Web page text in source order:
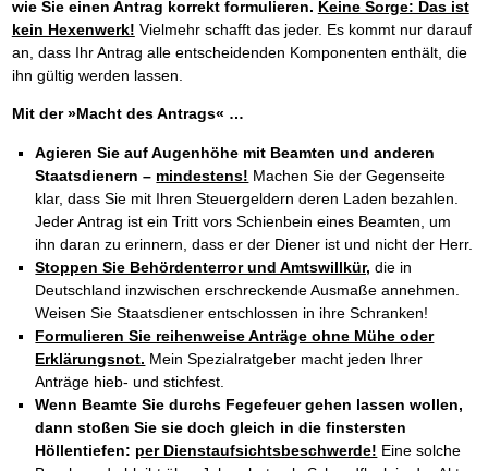
wie Sie einen Antrag korrekt formulieren. Keine Sorge: Das ist
kein Hexenwerk! Vielmehr schafft das jeder. Es kommt nur darauf
an, dass Ihr Antrag alle entscheidenden Komponenten enthält, die
ihn gültig werden lassen.
Mit der »Macht des Antrags« …
Agieren Sie auf Augenhöhe mit Beamten und anderen
Staatsdienern – mindestens! Machen Sie der Gegenseite
klar, dass Sie mit Ihren Steuergeldern deren Laden bezahlen.
Jeder Antrag ist ein Tritt vors Schienbein eines Beamten, um
ihn daran zu erinnern, dass er der Diener ist und nicht der Herr.
Stoppen Sie Behördenterror und Amtswillkür, die in
Deutschland inzwischen erschreckende Ausmaße annehmen.
Weisen Sie Staatsdiener entschlossen in ihre Schranken!
Formulieren Sie reihenweise Anträge ohne Mühe oder
Erklärungsnot. Mein Spezialratgeber macht jeden Ihrer
Anträge hieb- und stichfest.
Wenn Beamte Sie durchs Fegefeuer gehen lassen wollen,
dann stoßen Sie sie doch gleich in die finstersten
Höllentiefen: per Dienstaufsichtsbeschwerde! Eine solche